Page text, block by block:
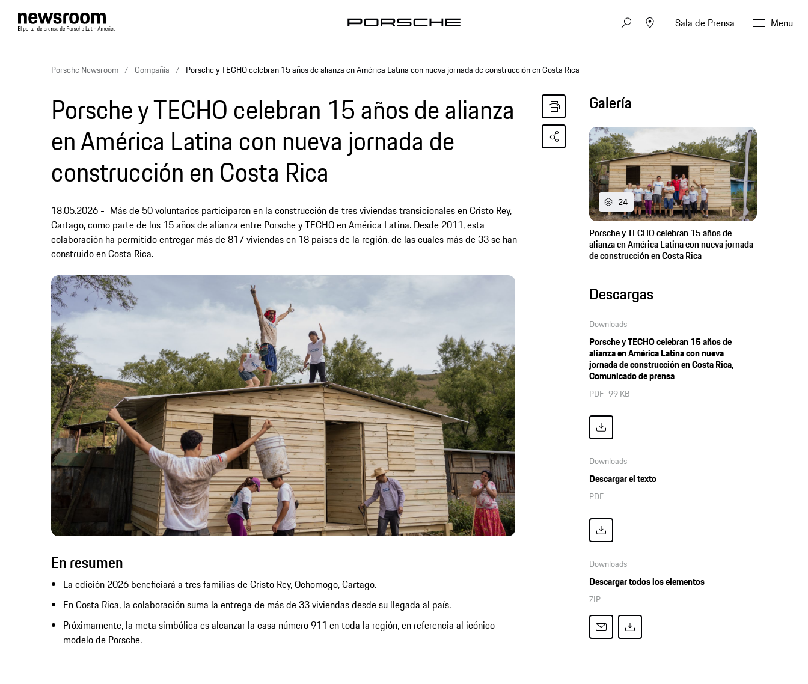
Sala de Prensa Menu
Porsche Newsroom Compañía Porsche y TECHO celebran 15 años de alianza en América Latina con nueva jornada de construcción en Costa Rica
Porsche y TECHO celebran 15 años de alianza
en América Latina con nueva jornada de
construcción en Costa Rica
18.05.2026
Más de 50 voluntarios participaron en la construcción de tres viviendas transicionales en Cristo Rey,
Cartago, como parte de los 15 años de alianza entre Porsche y TECHO en América Latina. Desde 2011, esta
colaboración ha permitido entregar más de 817 viviendas en 18 países de la región, de las cuales más de 33 se han
construido en Costa Rica.
En resumen
La edición 2026 beneficiará a tres familias de Cristo Rey, Ochomogo, Cartago.
En Costa Rica, la colaboración suma la entrega de más de 33 viviendas desde su llegada al país.
Próximamente, la meta simbólica es alcanzar la casa número 911 en toda la región, en referencia al icónico
modelo de Porsche.
Galería
24
Porsche y TECHO celebran 15 años de
alianza en América Latina con nueva jornada
de construcción en Costa Rica
Descargas
Downloads
Porsche y TECHO celebran 15 años de
alianza en América Latina con nueva
jornada de construcción en Costa Rica,
Comunicado de prensa
PDF 99 KB
Downloads
Descargar el texto
PDF
Downloads
Descargar todos los elementos
ZIP